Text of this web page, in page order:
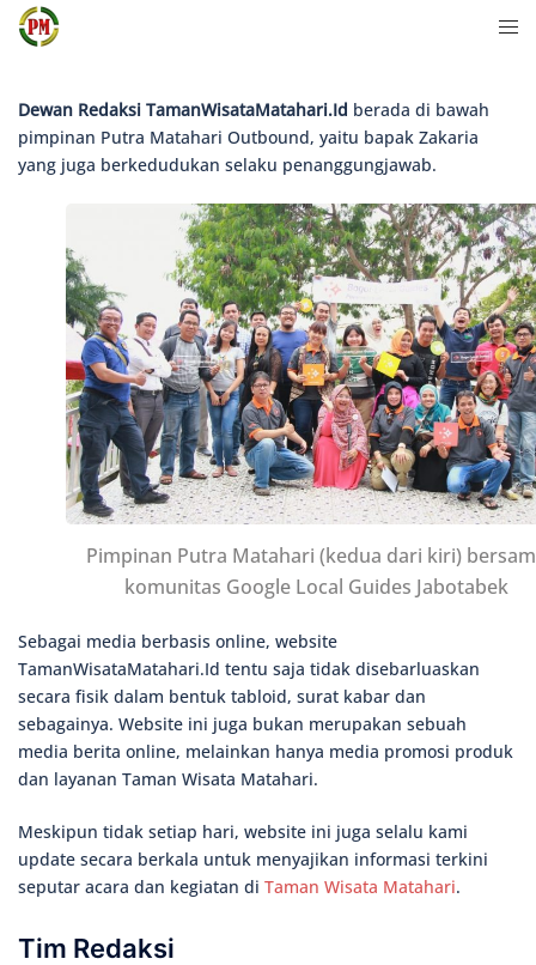
Langsung
Dewan Redaksi TamanWisataMatahari.Id berada di bawah
pimpinan Putra Matahari Outbound, yaitu bapak Zakaria
yang juga berkedudukan selaku penanggungjawab.
Pimpinan Putra Matahari (kedua dari kiri)
komunitas Google Local Guides Jabotabek
Sebagai media berbasis online, website
TamanWisataMatahari.Id tentu saja tidak disebarluaskan
secara fisik dalam bentuk tabloid, surat kabar dan
sebagainya. Website ini juga bukan merupakan sebuah
media berita online, melainkan hanya media promosi produk
dan layanan Taman Wisata Matahari.
Meskipun tidak setiap hari, website ini juga selalu kami
update secara berkala untuk menyajikan informasi terkini
seputar acara dan kegiatan di Taman Wisata Matahari.
Tim Redaksi